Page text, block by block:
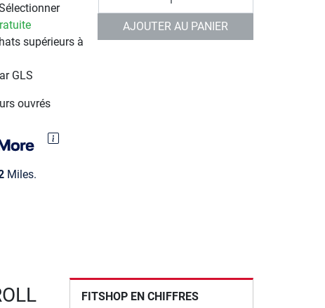
supérieurs à
GLS
ouvrés
Miles.
AJOUTER AU PANIER
FITSHOP EN CHIFFRES